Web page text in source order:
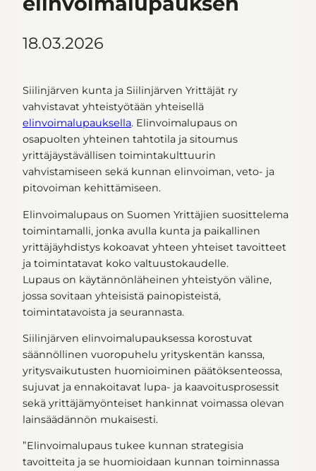
18.03.2026
Siilinjärven kunta ja Siilinjärven Yrittäjät ry
vahvistavat yhteistyötään yhteisellä
elinvoimalupauksella. Elinvoimalupaus on
osapuolten yhteinen tahtotila ja sitoumus
yrittäjäystävällisen toimintakulttuurin
vahvistamiseen sekä kunnan elinvoiman, veto- ja
pitovoiman kehittämiseen.
Elinvoimalupaus on Suomen Yrittäjien suosittelema
toimintamalli, jonka avulla kunta ja paikallinen
yrittäjäyhdistys kokoavat yhteen yhteiset tavoitteet
ja toimintatavat koko valtuustokaudelle.
Lupaus on käytännönläheinen yhteistyön väline,
jossa sovitaan yhteisistä painopisteistä,
toimintatavoista ja seurannasta.
Siilinjärven elinvoimalupauksessa korostuvat
säännöllinen vuoropuhelu yrityskentän kanssa,
yritysvaikutusten huomioiminen päätöksenteossa,
sujuvat ja ennakoitavat lupa- ja kaavoitusprosessit
sekä yrittäjämyönteiset hankinnat voimassa olevan
lainsäädännön mukaisesti.
”Elinvoimalupaus tukee kunnan strategisia
tavoitteita ja se huomioidaan kunnan toiminnassa